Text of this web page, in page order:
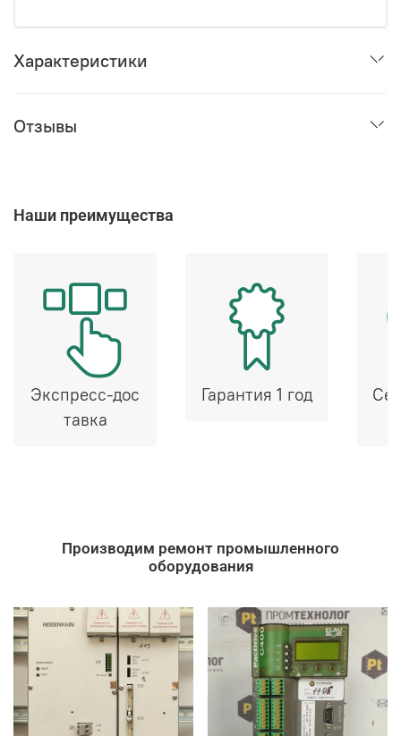
Характеристики
Отзывы
Наши преимущества
Экспресс-дос
тавка
Гарантия 1 год
Производим ремонт промышленного
оборудования